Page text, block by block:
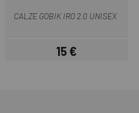
CALZE GOBIK IRO 2.0 UNISEX
Prezzo
15 €